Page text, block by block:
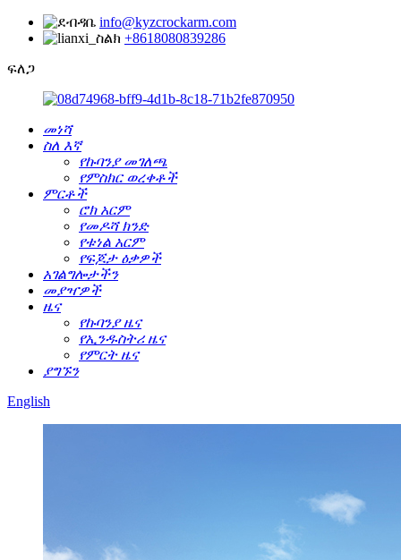
info@kyzcrockarm.com
+8618080839286
ፍለጋ
መነሻ
ስለ እኛ
የኩባንያ መገለጫ
የምስክር ወረቀቶች
ምርቶች
ሮክ አርም
የመዶሻ ክንድ
የቱነል አርም
የፍጆታ ዕቃዎች
አገልግሎታችን
መያዣዎች
ዜና
የኩባንያ ዜና
የኢንዱስትሪ ዜና
የምርት ዜና
ያግኙን
English